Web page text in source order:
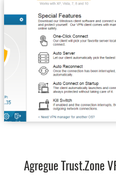
Agregue Trust.Zone